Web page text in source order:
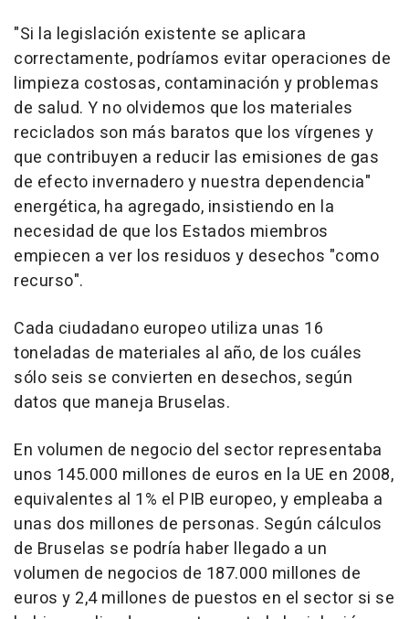
"Si la legislación existente se aplicara
correctamente, podríamos evitar operaciones de
limpieza costosas, contaminación y problemas
de salud. Y no olvidemos que los materiales
reciclados son más baratos que los vírgenes y
que contribuyen a reducir las emisiones de gas
de efecto invernadero y nuestra dependencia"
energética, ha agregado, insistiendo en la
necesidad de que los Estados miembros
empiecen a ver los residuos y desechos "como
recurso".
Cada ciudadano europeo utiliza unas 16
toneladas de materiales al año, de los cuáles
sólo seis se convierten en desechos, según
datos que maneja Bruselas.
En volumen de negocio del sector representaba
unos 145.000 millones de euros en la UE en 2008,
equivalentes al 1% el PIB europeo, y empleaba a
unas dos millones de personas. Según cálculos
de Bruselas se podría haber llegado a un
volumen de negocios de 187.000 millones de
euros y 2,4 millones de puestos en el sector si se